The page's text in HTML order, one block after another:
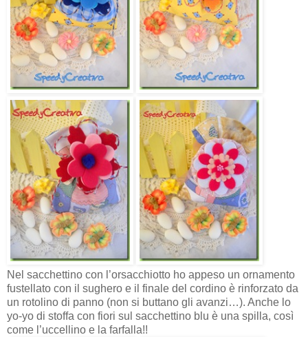
Nel sacchettino con l’orsacchiotto ho appeso un ornamento
fustellato con il sughero e il finale del cordino è rinforzato da
un rotolino di panno (non si buttano gli avanzi…). Anche lo
yo-yo di stoffa con fiori sul sacchettino blu è una spilla, così
come l’uccellino e la farfalla!!